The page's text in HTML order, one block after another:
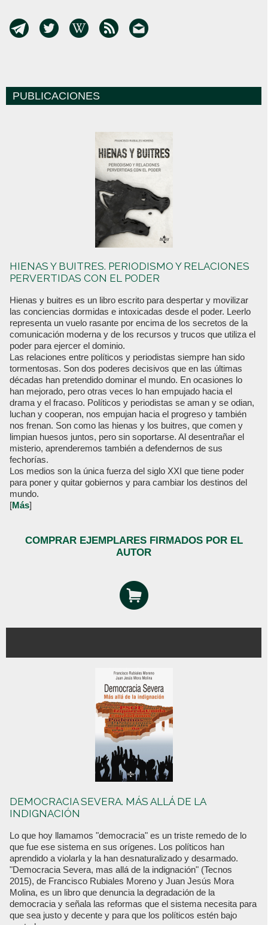
PUBLICACIONES
HIENAS Y BUITRES. PERIODISMO Y RELACIONES
PERVERTIDAS CON EL PODER
Hienas y buitres es un libro escrito para despertar y movilizar
las conciencias dormidas e intoxicadas desde el poder. Leerlo
representa un vuelo rasante por encima de los secretos de la
comunicación moderna y de los recursos y trucos que utiliza el
poder para ejercer el dominio.
Las relaciones entre políticos y periodistas siempre han sido
tormentosas. Son dos poderes decisivos que en las últimas
décadas han pretendido dominar el mundo. En ocasiones lo
han mejorado, pero otras veces lo han empujado hacia el
drama y el fracaso. Políticos y periodistas se aman y se odian,
luchan y cooperan, nos empujan hacia el progreso y también
nos frenan. Son como las hienas y los buitres, que comen y
limpian huesos juntos, pero sin soportarse. Al desentrañar el
misterio, aprenderemos también a defendernos de sus
fechorías.
Los medios son la única fuerza del siglo XXI que tiene poder
para poner y quitar gobiernos y para cambiar los destinos del
mundo.
[Más]
COMPRAR EJEMPLARES FIRMADOS POR EL
AUTOR
DEMOCRACIA SEVERA. MÁS ALLÁ DE LA
INDIGNACIÓN
Lo que hoy llamamos "democracia" es un triste remedo de lo
que fue ese sistema en sus orígenes. Los políticos han
aprendido a violarla y la han desnaturalizado y desarmado.
"Democracia Severa, mas allá de la indignación" (Tecnos
2015), de Francisco Rubiales Moreno y Juan Jesús Mora
Molina, es un libro que denuncia la degradación de la
democracia y señala las reformas que el sistema necesita para
que sea justo y decente y para que los políticos estén bajo